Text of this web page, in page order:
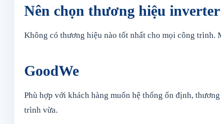
Nên chọn thương hiệu
Không có thương hiệu nào tốt nhất cho mọi công trình.
GoodWe
Phù hợp với khách hàng muốn hệ thống ổn định,
trình vừa.